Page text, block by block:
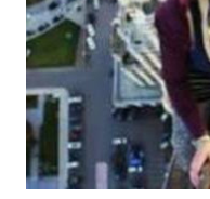
luce. (Edmond
stelle… sono come
(Antoine de Saint-
che qualcuno sogna,
sera, ed è tempo che i
Lascia che mi sieda al
labbra di fare ciò che